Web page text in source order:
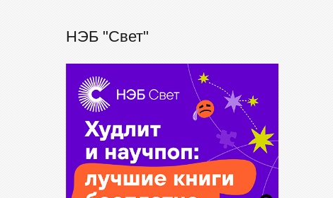
НЭБ "Свет"